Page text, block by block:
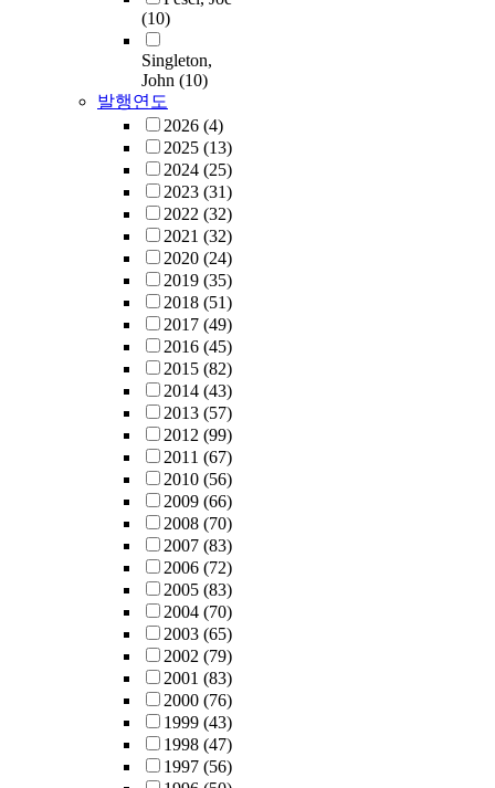
(10)
Singleton,
John (10)
발행연도
2026 (4)
2025 (13)
2024 (25)
2023 (31)
2022 (32)
2021 (32)
2020 (24)
2019 (35)
2018 (51)
2017 (49)
2016 (45)
2015 (82)
2014 (43)
2013 (57)
2012 (99)
2011 (67)
2010 (56)
2009 (66)
2008 (70)
2007 (83)
2006 (72)
2005 (83)
2004 (70)
2003 (65)
2002 (79)
2001 (83)
2000 (76)
1999 (43)
1998 (47)
1997 (56)